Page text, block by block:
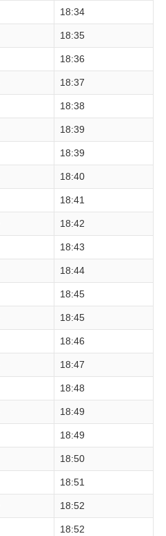
18:34
18:35
18:36
18:37
18:38
18:39
18:39
18:40
18:41
18:42
18:43
18:44
18:45
18:45
18:46
18:47
18:48
18:49
18:49
18:50
18:51
18:52
18:52